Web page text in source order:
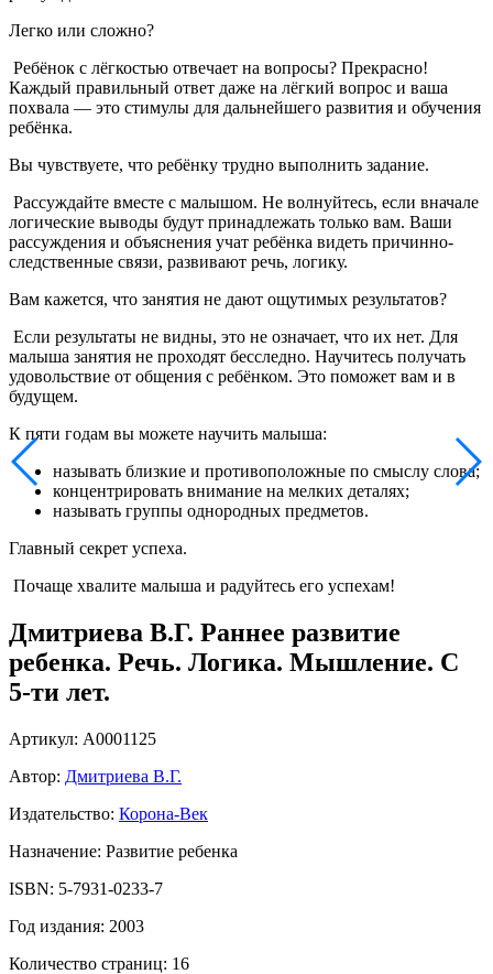
Легко или сложно?
Ребёнок с лёгкостью отвечает на вопросы? Прекрасно!
Каждый правильный ответ даже на лёгкий вопрос и ваша
похвала — это стимулы для дальнейшего развития и обучения
ребёнка.
Вы чувствуете, что ребёнку трудно выполнить задание.
Рассуждайте вместе с малышом. Не волнуйтесь, если вначале
логические выводы будут принадлежать только вам. Ваши
рассуждения и объяснения учат ребёнка видеть при­чинно-
следственные связи, развивают речь, логику.
Вам кажется, что занятия не дают ощутимых результатов?
Если результаты не видны, это не означает, что их нет. Для
малыша занятия не проходят бесследно. Научитесь получать
удовольствие от общения с ребёнком. Это поможет вам и в
будущем.
К пяти годам вы можете научить малыша:
называть близкие и противоположные по смыслу слова;
концентрировать внимание на мелких деталях;
называть группы однородных предметов.
Главный секрет успеха.
Почаще хвалите малыша и радуйтесь его успехам!
Дмитриева В.Г. Раннее развитие
ребенка. Речь. Логика. Мышление. С
5-ти лет.
Артикул: А0001125
Автор: Дмитриева В.Г.
Издательство: Корона-Век
Назначение: Развитие ребенка
ISBN: 5-7931-0233-7
Год издания: 2003
Количество страниц: 16